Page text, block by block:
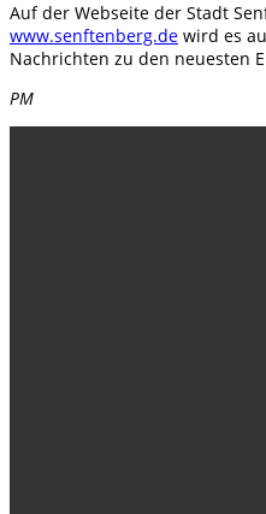
Auf der Webseite der Stadt
www.senftenberg.de wird es
Nachrichten zu den neuesten
PM